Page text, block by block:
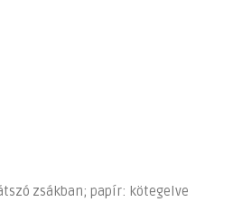
zsákban; papír: kötegelve